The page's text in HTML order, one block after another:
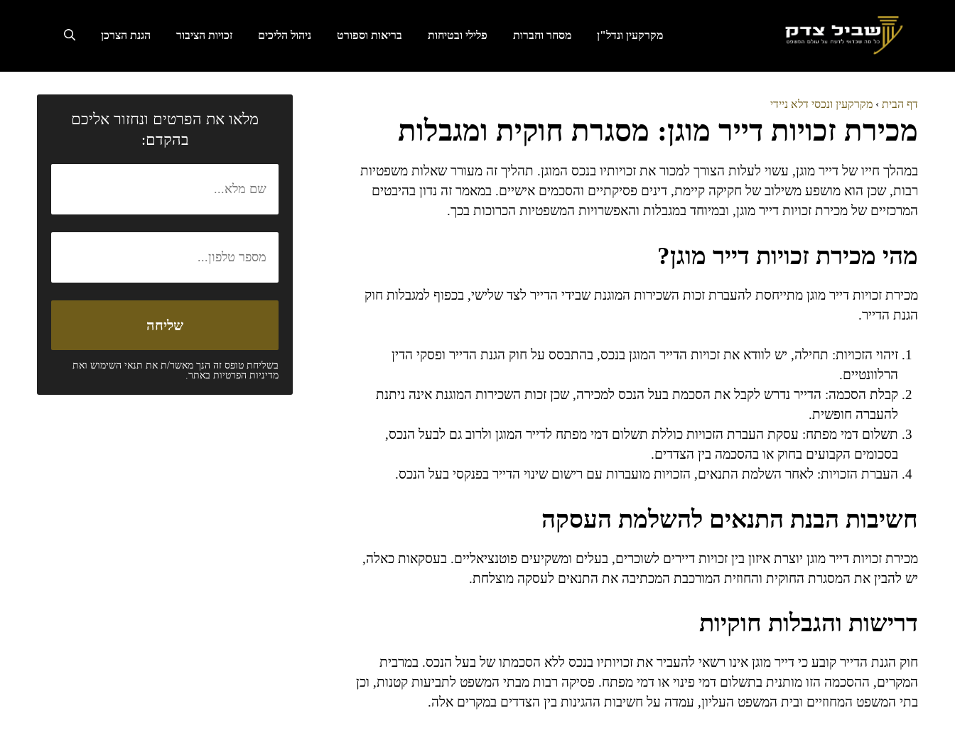
מקרקעין ונדל"ן מסחר וחברות פלילי ובטיחות בריאות וספורט ניהול הליכים זכויות הציבור הגנת הצרכן
דף הבית › מקרקעין ונכסי דלא ניידי
מכירת זכויות דייר מוגן: מסגרת חוקית ומגבלות
במהלך חייו של דייר מוגן, עשוי לעלות הצורך למכור את זכויותיו בנכס המוגן. תהליך זה מעורר שאלות משפטיות
רבות, שכן הוא מושפע משילוב של חקיקה קיימת, דינים פסיקתיים והסכמים אישיים. במאמר זה נדון בהיבטים
המרכזיים של מכירת זכויות דייר מוגן, ובמיוחד במגבלות והאפשרויות המשפטיות הכרוכות בכך.
מהי מכירת זכויות דייר מוגן?
מכירת זכויות דייר מוגן מתייחסת להעברת זכות השכירות המוגנת שבידי הדייר לצד שלישי, בכפוף למגבלות חוק
הגנת הדייר.
זיהוי הזכויות: תחילה, יש לוודא את זכויות הדייר המוגן בנכס, בהתבסס על חוק הגנת הדייר ופסקי הדין
הרלוונטיים.
קבלת הסכמה: הדייר נדרש לקבל את הסכמת בעל הנכס למכירה, שכן זכות השכירות המוגנת אינה ניתנת
להעברה חופשית.
תשלום דמי מפתח: עסקת העברת הזכויות כוללת תשלום דמי מפתח לדייר המוגן ולרוב גם לבעל הנכס,
בסכומים הקבועים בחוק או בהסכמה בין הצדדים.
העברת הזכויות: לאחר השלמת התנאים, הזכויות מועברות עם רישום שינוי הדייר בפנקסי בעל הנכס.
חשיבות הבנת התנאים להשלמת העסקה
מכירת זכויות דייר מוגן יוצרת איזון בין זכויות דיירים לשוכרים, בעלים ומשקיעים פוטנציאליים. בעסקאות כאלה,
יש להבין את המסגרת החוקית והחוזית המורכבת המכתיבה את התנאים לעסקה מוצלחת.
דרישות והגבלות חוקיות
חוק הגנת הדייר קובע כי דייר מוגן אינו רשאי להעביר את זכויותיו בנכס ללא הסכמתו של בעל הנכס. במרבית
המקרים, ההסכמה הזו מותנית בתשלום דמי פינוי או דמי מפתח. פסיקה רבות מבתי המשפט לתביעות קטנות, וכן
בתי המשפט המחוזיים ובית המשפט העליון, עמדה על חשיבות ההגינות בין הצדדים במקרים אלה.
מלאו את הפרטים ונחזור אליכם
בהקדם:
בשליחת טופס זה הנך מאשר/ת את תנאי השימושואת
מדיניות הפרטיותבאתר.